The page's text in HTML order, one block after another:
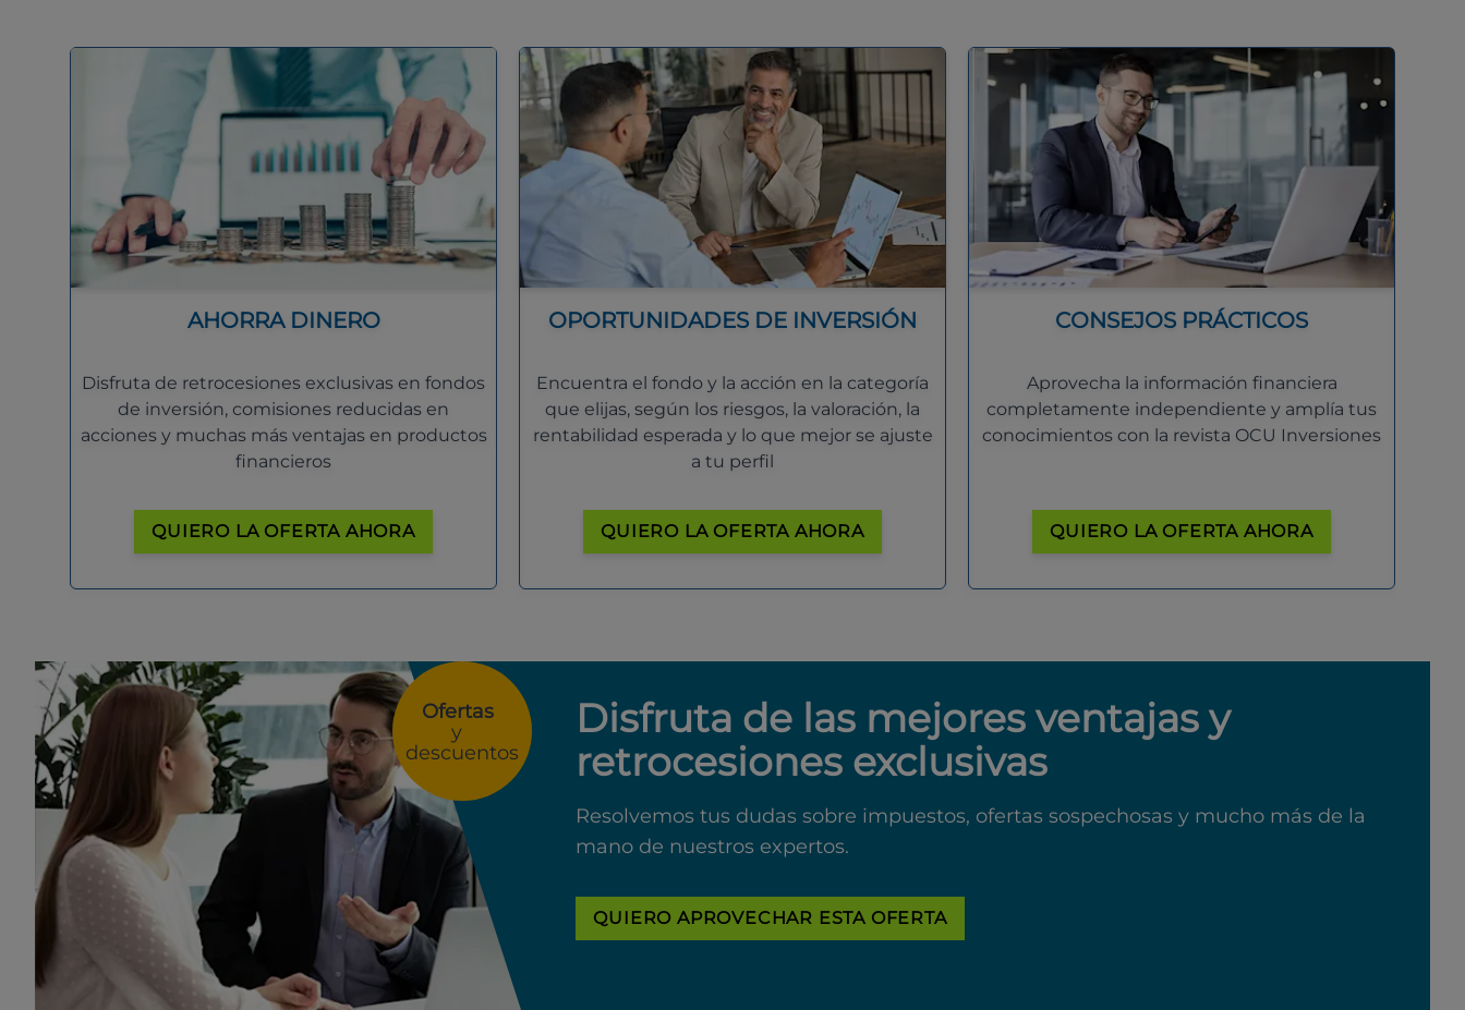
AHORRA DINERO
Disfruta de retrocesiones exclusivas en fondos
de inversión, comisiones reducidas en
acciones y muchas más ventajas en productos
financieros
QUIERO LA OFERTA AHORA
OPORTUNIDADES DE INVERSIÓN
Encuentra el fondo y la acción en la categoría
que elijas, según los riesgos, la valoración, la
rentabilidad esperada y lo que mejor se ajuste
a tu perfil
QUIERO LA OFERTA AHORA
CONSEJOS PRÁCTICOS
Aprovecha la información financiera
completamente independiente y amplía tus
conocimientos con la revista OCU Inversiones
QUIERO LA OFERTA AHORA
Ofertas
y
descuentos
Disfruta de las mejores ventajas y
retrocesiones exclusivas
Resolvemos tus dudas sobre impuestos, ofertas sospechosas y mucho más de la
mano de nuestros expertos.
QUIERO APROVECHAR ESTA OFERTA